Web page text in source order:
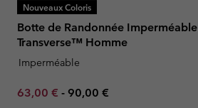
Nouveaux Coloris
Botte de Randonnée Imperméable
Transverse™ Homme
Imperméable
Minimum sale price:
63,00 € - Maximum price:
90,00 €